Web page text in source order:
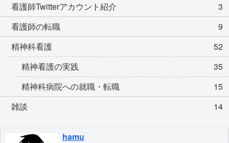
看護師Twitterアカウント紹介
3
看護師の転職
9
精神科看護
52
精神看護の実践
35
精神科病院への就職・転職
15
雑談
14
hamu